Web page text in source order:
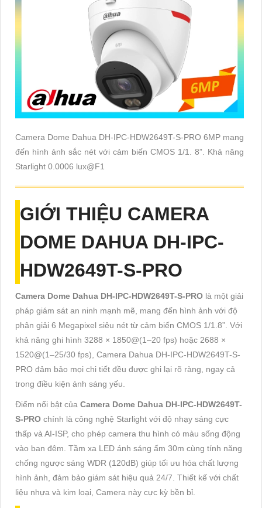
Camera Dome Dahua DH-IPC-HDW2649T-S-PRO 6MP mang
đến hình ảnh sắc nét với cảm biến CMOS 1/1. 8”. Khả năng
Starlight 0.0006 lux@F1
GIỚI THIỆU CAMERA
DOME DAHUA DH-IPC-
HDW2649T-S-PRO
Camera Dome Dahua DH-IPC-HDW2649T-S-PRO là một giải
pháp giám sát an ninh mạnh mẽ, mang đến hình ảnh với độ
phân giải 6 Megapixel siêu nét từ cảm biến CMOS 1/1.8”. Với
khả năng ghi hình 3288 × 1850@(1–20 fps) hoặc 2688 ×
1520@(1–25/30 fps), Camera Dahua DH-IPC-HDW2649T-S-
PRO đảm bảo mọi chi tiết đều được ghi lại rõ ràng, ngay cả
trong điều kiện ánh sáng yếu.
Điểm nổi bật của Camera Dome Dahua DH-IPC-HDW2649T-
S-PRO chính là công nghệ Starlight với độ nhạy sáng cực
thấp và AI-ISP, cho phép camera thu hình có màu sống động
vào ban đêm. Tầm xa LED ánh sáng ấm 30m cùng tính năng
chống ngược sáng WDR (120dB) giúp tối ưu hóa chất lượng
hình ảnh, đảm bảo giám sát hiệu quả 24/7. Thiết kế với chất
liệu nhựa và kim loại, Camera này cực kỳ bền bỉ.